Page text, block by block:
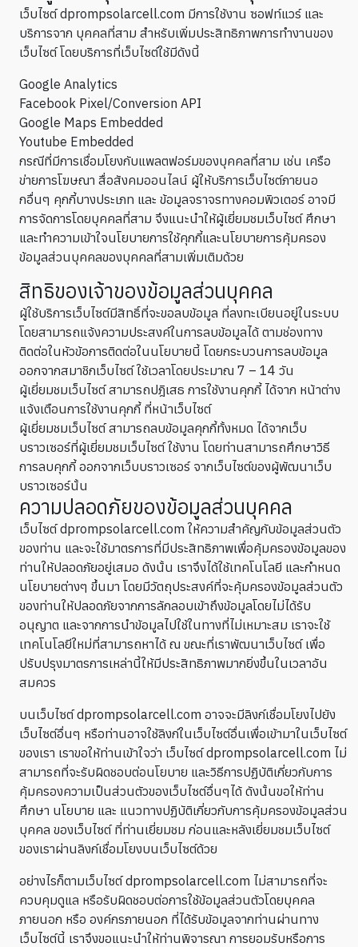
เว็บไซต์ dprompsolarcell.com มีการใช้งาน ซอฟท์แวร์ และ
บริการจาก บุคคลที่สาม สำหรับเพิ่มประสิทธิภาพการทำงานของ
เว็บไซต์ โดยบริการที่เว็บไซต์ใช้มีดังนี้
Google Analytics
Facebook Pixel/Conversion API
Google Maps Embedded
Youtube Embedded
กรณีที่มีการเชื่อมโยงกับแพลตฟอร์มของบุคคลที่สาม เช่น เครือ
ข่ายการโฆษณา สื่อสังคมออนไลน์ ผู้ให้บริการเว็บไซต์ภายนอ
กอื่นๆ คุกกี้บางประเภท และ ข้อมูลจราจรทางคอมพิวเตอร์ อาจมี
การจัดการโดยบุคคลที่สาม จึงแนะนำให้ผู้เยี่ยมชมเว็บไซต์ ศึกษา
และทำความเข้าใจนโยบายการใช้คุกกี้และนโยบายการคุ้มครอง
ข้อมูลส่วนบุคคลของบุคคลที่สามเพิ่มเติมด้วย
สิทธิของเจ้าของข้อมูลส่วนบุคคล
ผู้ใช้บริการเว็บไซต์มีสิทธิ์ที่จะขอลบข้อมูล ที่ลงทะเบียนอยู่ในระบบ
โดยสามารถแจ้งความประสงค์ในการลบข้อมูลได้ ตามช่องทาง
ติดต่อในหัวข้อการติดต่อในนโยบายนี้ โดยกระบวนการลบข้อมูล
ออกจากสมาชิกเว็บไซต์ ใช้เวลาโดยประมาณ 7 – 14 วัน
ผู้เยี่ยมชมเว็บไซต์ สามารถปฎิเสธ การใช้งานคุกกี้ ได้จาก หน้าต่าง
แจ้งเตือนการใช้งานคุกกี้ ที่หน้าเว็บไซต์
ผู้เยี่ยมชมเว็บไซต์ สามารถลบข้อมูลคุกกี้ทั้งหมด ได้จากเว็บ
บราวเซอร์ที่ผู้เยี่ยมชมเว็บไซต์ ใช้งาน โดยท่านสามารถศึกษาวิธี
การลบคุกกี้ ออกจากเว็บบราวเซอร์ จากเว็บไซต์ของผู้พัฒนาเว็บ
บราวเซอร์นั้น
ความปลอดภัยของข้อมูลส่วนบุคคล
เว็บไซต์ dprompsolarcell.com ให้ความสำคัญกับข้อมูลส่วนตัว
ของท่าน และจะใช้มาตรการที่มีประสิทธิภาพเพื่อคุ้มครองข้อมูลของ
ท่านให้ปลอดภัยอยู่เสมอ ดังนั้น เราจึงได้ใช้เทคโนโลยี และกำหนด
นโยบายต่างๆ ขึ้นมา โดยมีวัตถุประสงค์ที่จะคุ้มครองข้อมูลส่วนตัว
ของท่านให้ปลอดภัยจากการลักลอบเข้าถึงข้อมูลโดยไม่ได้รับ
อนุญาต และจากการนำข้อมูลไปใช้ในทางที่ไม่เหมาะสม เราจะใช้
เทคโนโลยีใหม่ที่สามารถหาได้ ณ ขณะที่เราพัฒนาเว็บไซต์ เพื่อ
ปรับปรุงมาตรการเหล่านี้ให้มีประสิทธิภาพมากยิ่งขึ้นในเวลาอัน
สมควร
บนเว็บไซต์ dprompsolarcell.com อาจจะมีลิงก์เชื่อมโยงไปยัง
เว็บไซต์อื่นๆ หรือท่านอาจใช้ลิงก์ในเว็บไซต์อื่นเพื่อเข้ามาในเว็บไซต์
ของเรา เราขอให้ท่านเข้าใจว่า เว็บไซต์ dprompsolarcell.com ไม่
สามารถที่จะรับผิดชอบต่อนโยบาย และวิธีการปฏิบัติเกี่ยวกับการ
คุ้มครองความเป็นส่วนตัวของเว็บไซต์อื่นๆได้ ดังนั้นขอให้ท่าน
ศึกษา นโยบาย และ แนวทางปฏิบัติเกี่ยวกับการคุ้มครองข้อมูลส่วน
บุคคล ของเว็บไซต์ ที่ท่านเยี่ยมชม ก่อนและหลังเยี่ยมชมเว็บไซต์
ของเราผ่านลิงก์เชื่อมโยงบนเว็บไซต์ด้วย
อย่างไรก็ตามเว็บไซต์ dprompsolarcell.com ไม่สามารถที่จะ
ควบคุมดูแล หรือรับผิดชอบต่อการใช้ข้อมูลส่วนตัวโดยบุคคล
ภายนอก หรือ องค์กรภายนอก ที่ได้รับข้อมูลจากท่านผ่านทาง
เว็บไซต์นี้ เราจึงขอแนะนำให้ท่านพิจารณา การยอมรับหรือการ